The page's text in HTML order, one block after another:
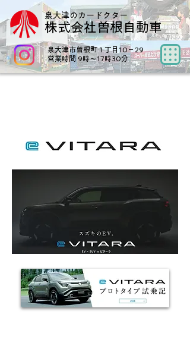
泉大津のカードクター
株式会社曽根自動車
泉大津市曽根町１丁目10−29
営業時間 9時～17時30分